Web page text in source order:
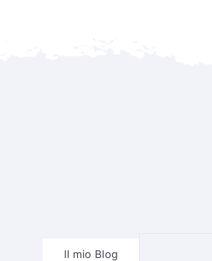
Il mio Blog